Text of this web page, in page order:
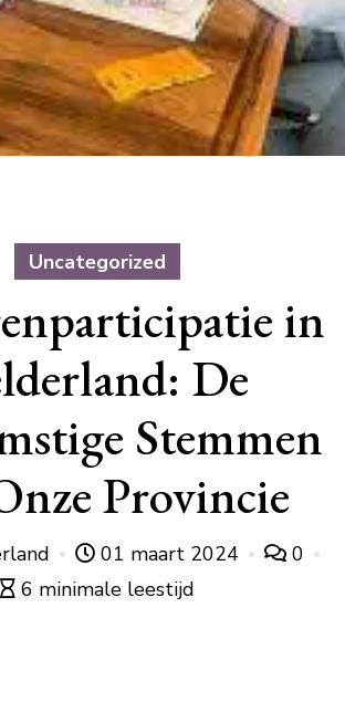
Uncategorized
in
De
Stemmen
Provincie
01 maart 2024
0
6 minimale leestijd